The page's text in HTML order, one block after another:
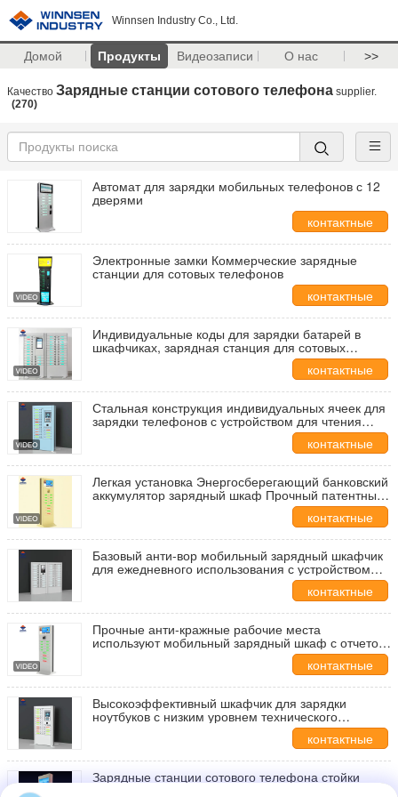
Winnsen Industry Co., Ltd.
Домой Продукты Видеозаписи О нас >>
Оставьте сообщение
Мы скоро тебе перезвоним!
Отправить
Качество Зарядные станции сотового телефона supplier.
(270)
Автомат для зарядки мобильных телефонов с 12
дверями
контактные
данные
Электронные замки Коммерческие зарядные
станции для сотовых телефонов
контактные
данные
Индивидуальные коды для зарядки батарей в
шкафчиках, зарядная станция для сотовых
телефонов со смарт-системой рекламы
контактные
данные
Стальная конструкция индивидуальных ячеек для
зарядки телефонов с устройством для чтения
контактные
данные
Легкая установка Энергосберегающий банковский
аккумулятор зарядный шкаф Прочный патентный
контактные
данные
Базовый анти-вор мобильный зарядный шкафчик
для ежедневного использования с устройством
контактные
данные
Прочные анти-кражные рабочие места
используют мобильный зарядный шкаф с отчетом
контактные
данные
Высокоэффективный шкафчик для зарядки
ноутбуков с низким уровнем технического
обслуживания с системой зарядки PD
контактные
данные
Зарядные станции сотового телефона стойки